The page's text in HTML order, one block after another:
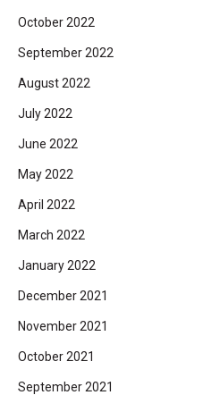
October 2022
September 2022
August 2022
July 2022
June 2022
May 2022
April 2022
March 2022
January 2022
December 2021
November 2021
October 2021
September 2021